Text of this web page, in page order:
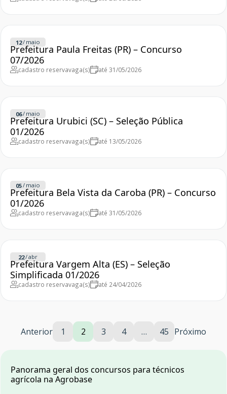
12/ maio
Prefeitura Paula Freitas (PR) – Concurso
07/2026
cadastro reservavaga(s) até 31/05/2026
06/ maio
Prefeitura Urubici (SC) – Seleção Pública
01/2026
cadastro reservavaga(s) até 13/05/2026
05/ maio
Prefeitura Bela Vista da Caroba (PR) – Concurso
01/2026
cadastro reservavaga(s) até 31/05/2026
22/abr
Prefeitura Vargem Alta (ES) – Seleção
Simplificada 01/2026
cadastro reservavaga(s) até 24/04/2026
Anterior 1 2 3 4 … 45 Próximo
Panorama geral dos concursos para técnicos
agrícola na Agrobase